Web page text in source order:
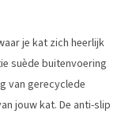
je kat zich heerlijk
suède buitenvoering
van gerecyclede
jouw kat. De anti-slip